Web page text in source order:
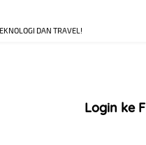
DAN TRAVEL!
Login ke